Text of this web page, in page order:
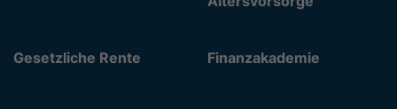
Gesetzliche Rente Finanzakademie